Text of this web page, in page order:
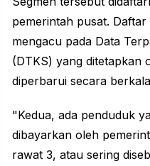
pemerintah pusat.
mengacu pada Data
(DTKS) yang ditetapkan
diperbarui secara
"Kedua, ada penduduk
dibayarkan oleh
rawat 3, atau sering